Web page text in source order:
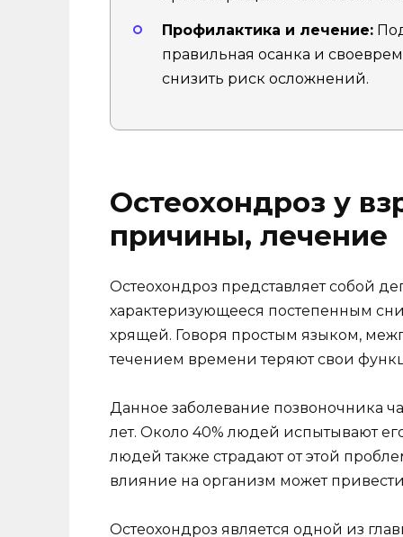
Профилактика и лечение:
правильная осанка и
снизить риск осложнений.
Остеохондроз у
причины, лечение
Остеохондроз представляет собой
характеризующееся постепенным
хрящей. Говоря простым языком,
течением времени теряют свои
Данное заболевание позвоночника
лет. Около 40% людей испытывают
людей также страдают от этой
влияние на организм может
Остеохондроз является одной из